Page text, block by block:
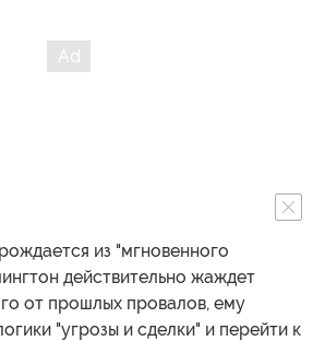
из "мгновенного
действительно жаждет
от прошлых провалов, ему
"угрозы и сделки" и перейти к